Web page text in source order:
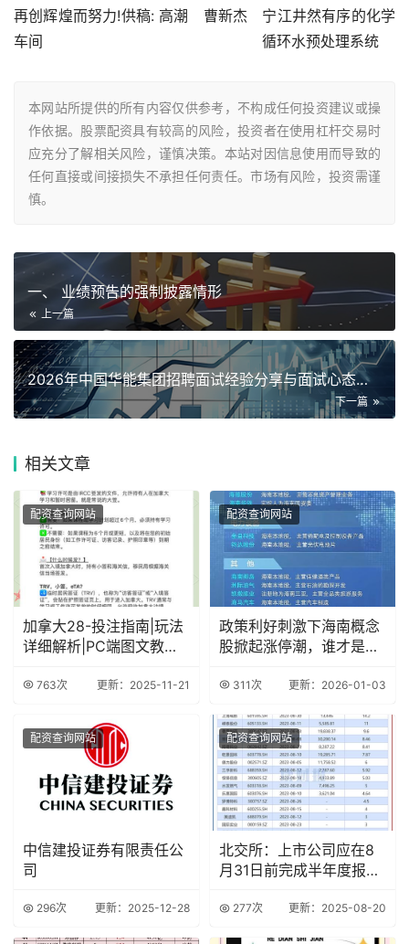
再创辉煌而努力!供稿: 高潮 曹新杰 宁江井然有序的化学
车间 循环水预处理系统
本网站所提供的所有内容仅供参考，不构成任何投资建议或操
作依据。股票配资具有较高的风险，投资者在使用杠杆交易时
应充分了解相关风险，谨慎决策。本站对因信息使用而导致的
任何直接或间接损失不承担任何责任。市场有风险，投资需谨
慎。
一、 业绩预告的强制披露情形
上一篇
2026年中国华能集团招聘面试经验分享与面试心态调整
下一篇
相关文章
配资查询网站
加拿大28-投注指南|玩法
详细解析|PC端图文教程|
763次 更新：2025-11-21
配资查询网站
政策利好刺激下海南概念
股掀起涨停潮，谁才是真
311次 更新：2026-01-03
配资查询网站
中信建投证券有限责任公
司
296次 更新：2025-12-28
配资查询网站
北交所：上市公司应在8
月31日前完成半年度报告
277次 更新：2025-08-20